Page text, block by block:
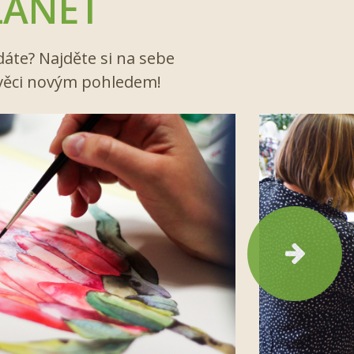
Najděte si na sebe
novým pohledem!
Další